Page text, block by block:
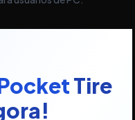
Tire